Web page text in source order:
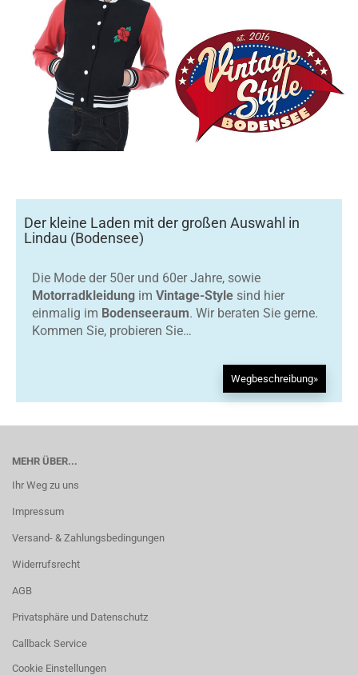
Der kleine Laden mit der großen Auswahl in
Lindau (Bodensee)
Die Mode der 50er und 60er Jahre, sowie
Motorradkleidung im Vintage-Style sind hier
einmalig im Bodenseeraum. Wir beraten Sie gerne.
Kommen Sie, probieren Sie…
Wegbeschreibung»
MEHR ÜBER...
Ihr Weg zu uns
Impressum
Versand- & Zahlungsbedingungen
Widerrufsrecht
AGB
Privatsphäre und Datenschutz
Callback Service
Cookie Einstellungen